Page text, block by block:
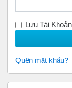
Lưu Tài Khoản
Quên mật khẩu?